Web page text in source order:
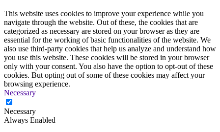
This website uses cookies to improve your experience while you
navigate through the website. Out of these, the cookies that are
categorized as necessary are stored on your browser as they are
essential for the working of basic functionalities of the website. We
also use third-party cookies that help us analyze and understand how
you use this website. These cookies will be stored in your browser
only with your consent. You also have the option to opt-out of these
cookies. But opting out of some of these cookies may affect your
browsing experience.
Necessary
Necessary
Always Enabled